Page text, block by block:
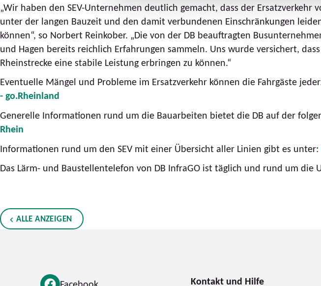
„Wir haben den SEV-Unternehmen deutlich gemacht, dass der
unter der langen Bauzeit und den damit verbundenen Einschränkungen
können“, so Norbert Reinkober. „Die von der DB beauftragten
und Hagen bereits reichlich Erfahrungen sammeln. Uns wurde versichert,
Rheinstrecke eine stabile Leistung erbringen zu können.“
Eventuelle Mängel und Probleme im Ersatzverkehr können die Fahrgäste
- go.Rheinland
Generelle Informationen rund um die Bauarbeiten bietet die DB auf der
Rhein
Informationen rund um den SEV mit einer Übersicht aller Linien gibt es unter:
Das Lärm- und Baustellentelefon von DB InfraGO ist täglich und rund um die
ALLE ANZEIGEN